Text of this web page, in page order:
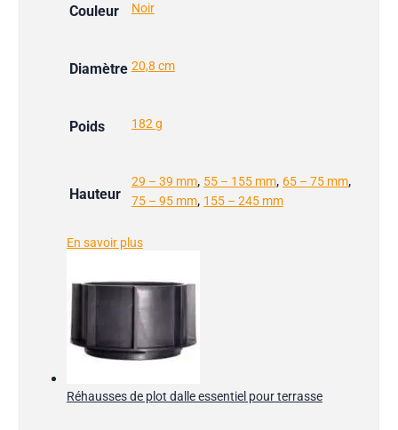
Couleur Noir
Diamètre 20,8 cm
Poids 182 g
Hauteur
29 – 39 mm, 55 – 155 mm, 65 – 75 mm,
75 – 95 mm, 155 – 245 mm
En savoir plus
Réhausses de plot dalle essentiel pour terrasse